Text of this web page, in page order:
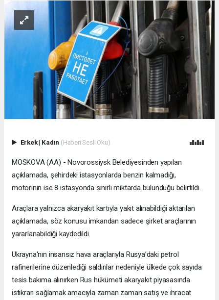
Erkek| Kadın (Haberi Sesli Oku)
MOSKOVA (AA) - Novorossiysk Belediyesinden yapılan
açıklamada, şehirdeki istasyonlarda benzin kalmadığı,
motorinin ise 8 istasyonda sınırlı miktarda bulunduğu belirtildi.
Araçlara yalnızca akaryakıt kartıyla yakıt alınabildiği aktarılan
açıklamada, söz konusu imkandan sadece şirket araçlarının
yararlanabildiği kaydedildi.
Ukrayna'nın insansız hava araçlarıyla Rusya’daki petrol
rafinerilerine düzenlediği saldırılar nedeniyle ülkede çok sayıda
tesis bakıma alınırken Rus hükümeti akaryakıt piyasasında
istikrarı sağlamak amacıyla zaman zaman satış ve ihracat